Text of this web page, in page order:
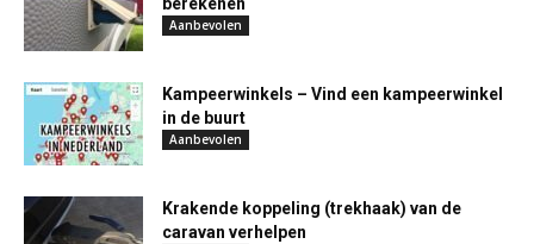
berekenen
Aanbevolen
Kampeerwinkels – Vind een kampeerwinkel
in de buurt
Aanbevolen
Krakende koppeling (trekhaak) van de
caravan verhelpen